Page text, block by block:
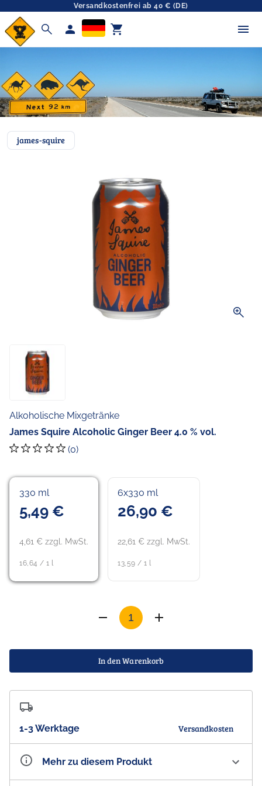
Versandkostenfrei ab 40 € (DE)
search person shopping_cart
james-squire
zoom_in
Alkoholische Mixgetränke
James Squire Alcoholic Ginger Beer 4.0 % vol.
(0)
330 ml
5,49 €
4,61 € zzgl. MwSt.
16,64 / 1 l
6x330 ml
26,90 €
22,61 € zzgl. MwSt.
13,59 / 1 l
In den Warenkorb
1-3 Werktage Versandkosten
Mehr zu diesem Produkt